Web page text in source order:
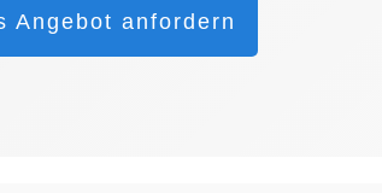
Angebot anfordern